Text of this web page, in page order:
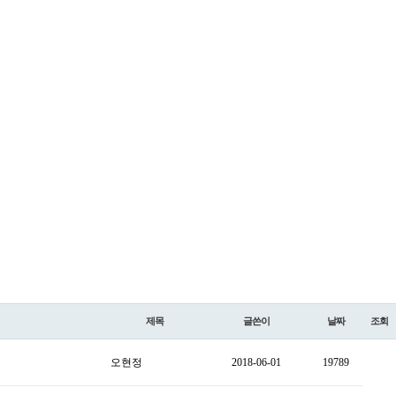
제목 글쓴이 날짜 조회
오현정 2018-06-01 19789